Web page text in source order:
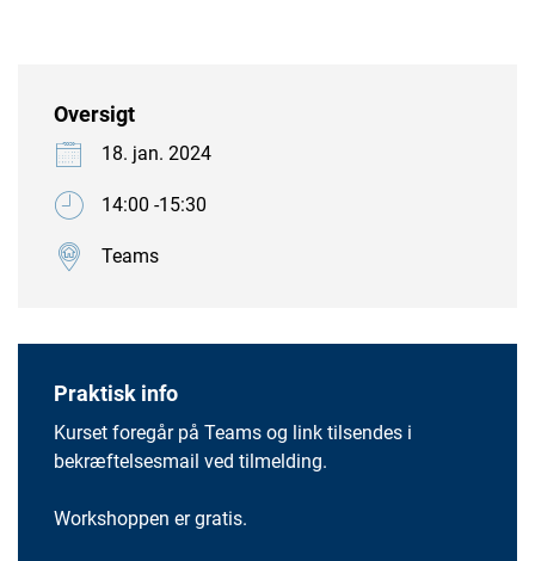
Oversigt
18. jan. 2024
14:00 -15:30
Teams
Praktisk info
Kurset foregår på Teams og link tilsendes i
bekræftelsesmail ved tilmelding.
Workshoppen er gratis.